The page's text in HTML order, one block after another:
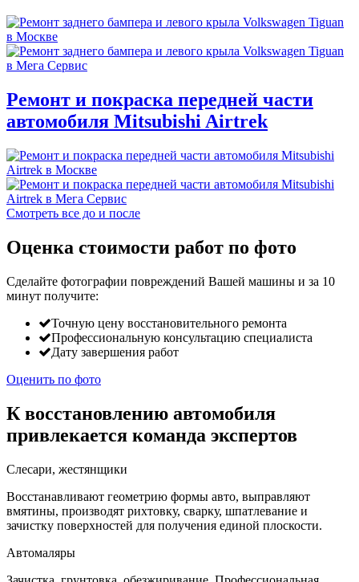
Ремонт и покраска передней части
автомобиля Mitsubishi Airtrek
Смотреть все до и после
Оценка стоимости работ по фото
Сделайте фотографии повреждений Вашей машины и за 10
минут получите:
Точную цену восстановительного ремонта
Профессиональную консультацию специалиста
Дату завершения работ
Оценить по фото
К восстановлению автомобиля
привлекается команда экспертов
Слесари, жестянщики
Восстанавливают геометрию формы авто, выправляют
вмятины, производят рихтовку, сварку, шпатлевание и
зачистку поверхностей для получения единой плоскости.
Автомаляры